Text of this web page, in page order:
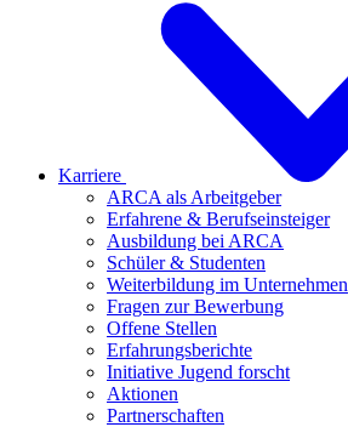
Karriere
ARCA als Arbeitgeber
Erfahrene & Berufseinsteiger
Ausbildung bei ARCA
Schüler & Studenten
Weiterbildung im Unternehmen
Fragen zur Bewerbung
Offene Stellen
Erfahrungsberichte
Initiative Jugend forscht
Aktionen
Partnerschaften